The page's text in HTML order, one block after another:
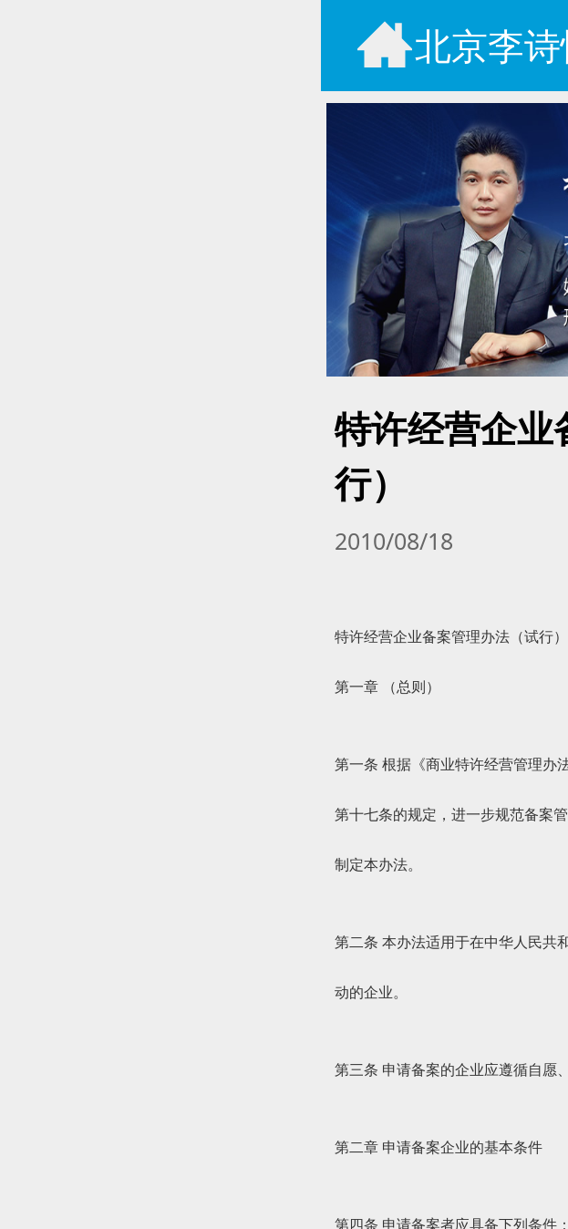
特许经营企业
行）
2010/08/18
特许经营企业备案管理办法（试行）
第一章 （总则）
第一条 根据《商业特许经营管理办
第十七条的规定，进一步规范备案
制定本办法。
第二条 本办法适用于在中华人民共
动的企业。
第三条 申请备案的企业应遵循自愿
第二章 申请备案企业的基本条件
第四条 申请备案者应具备下列条件：